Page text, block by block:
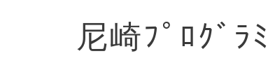
尼崎ﾌﾟﾛｸﾞﾗ